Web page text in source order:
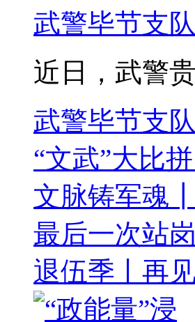
武警毕节支
近日，武警
武警毕节支
“文武”大比
文脉铸军魂
最后一次站
退伍季丨再